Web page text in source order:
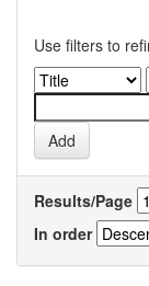
Use filters to
Results/Page
In order